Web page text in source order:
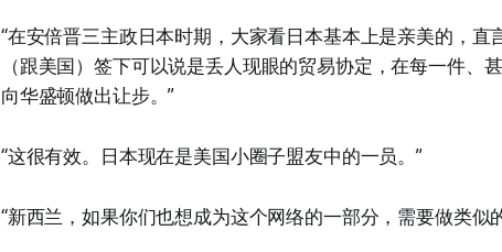
“在安倍晋三主政日本时期，大家看日本基本上是亲美的，直
（跟美国）签下可以说是丢人现眼的贸易协定，在每一件、
向华盛顿做出让步。”
“这很有效。日本现在是美国小圈子盟友中的一员。”
“新西兰，如果你们也想成为这个网络的一部分，需要做类似